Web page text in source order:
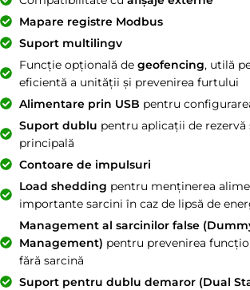
Mapare registre Modbus
Suport multilingv
Funcție opțională de geofencing, utilă
eficientă a unității și prevenirea furtului
Alimentare prin USB pentru
Suport dublu pentru aplicații de
principală
Contoare de impulsuri
Load shedding pentru menținerea
importante sarcini în caz de lipsă de
Management al sarcinilor false
Management) pentru prevenirea
fără sarcină
Suport pentru dublu demaror (Dual